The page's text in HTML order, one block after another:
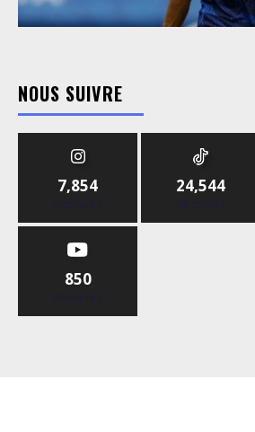
NOUS SUIVRE
7,854
Abonnés
24,544
Abonnés
850
Abonnés